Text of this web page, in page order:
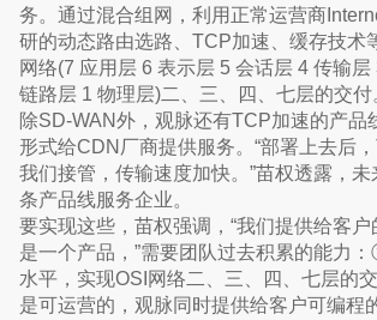
务。通过混合组网，利用正常运营商
研的动态路由选路、TCP加速、缓存技术
网络(7 应用层 6 表示层 5 会话层 4 传输
链路层 1 物理层)二、三、四、七层的交付
除SD-WAN外，观脉还有TCP加速的产品
形式给CDN厂商提供服务。“部署上去后
我们接管，传输速度加快。”苗权透露，
条产品线服务企业。
要实现这些，苗权强调，“我们提供给客户
是一个产品，”需要团队过去积累的能力
水平，实现OSI网络二、三、四、七层的
是可运营的，观脉同时提供给客户可编程